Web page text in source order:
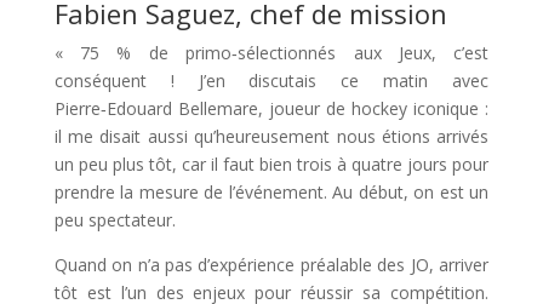
Fabien Saguez, chef de mission
« 75 % de primo‑sélectionnés aux Jeux, c’est
conséquent ! J’en discutais ce matin avec
Pierre‑Edouard Bellemare, joueur de hockey iconique :
il me disait aussi qu’heureusement nous étions arrivés
un peu plus tôt, car il faut bien trois à quatre jours pour
prendre la mesure de l’événement. Au début, on est un
peu spectateur.
Quand on n’a pas d’expérience préalable des JO, arriver
tôt est l’un des enjeux pour réussir sa compétition.